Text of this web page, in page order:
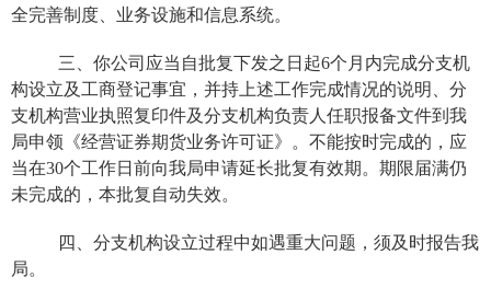
全完善制度、业务设施和信息系统。
三、你公司应当自批复下发之日起6个月内完成分支机
构设立及工商登记事宜，并持上述工作完成情况的说明、分
支机构营业执照复印件及分支机构负责人任职报备文件到我
局申领《经营证券期货业务许可证》。不能按时完成的，应
当在30个工作日前向我局申请延长批复有效期。期限届满仍
未完成的，本批复自动失效。
四、分支机构设立过程中如遇重大问题，须及时报告我
局。